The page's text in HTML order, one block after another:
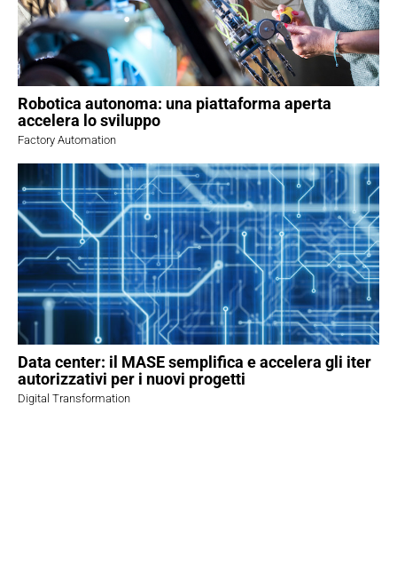
Robotica autonoma: una piattaforma aperta
accelera lo sviluppo
Factory Automation
Data center: il MASE semplifica e accelera gli iter
autorizzativi per i nuovi progetti
Digital Transformation